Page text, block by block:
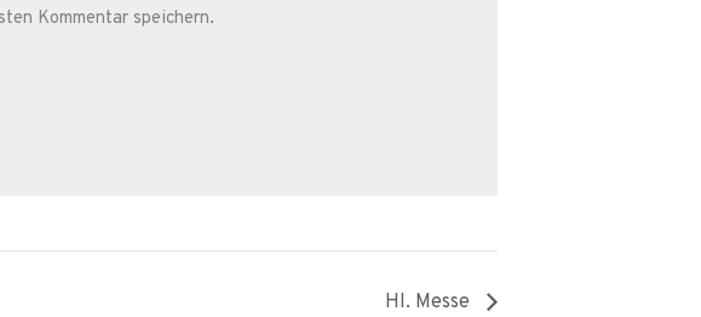
Kommentar speichern.
Hl. Messe